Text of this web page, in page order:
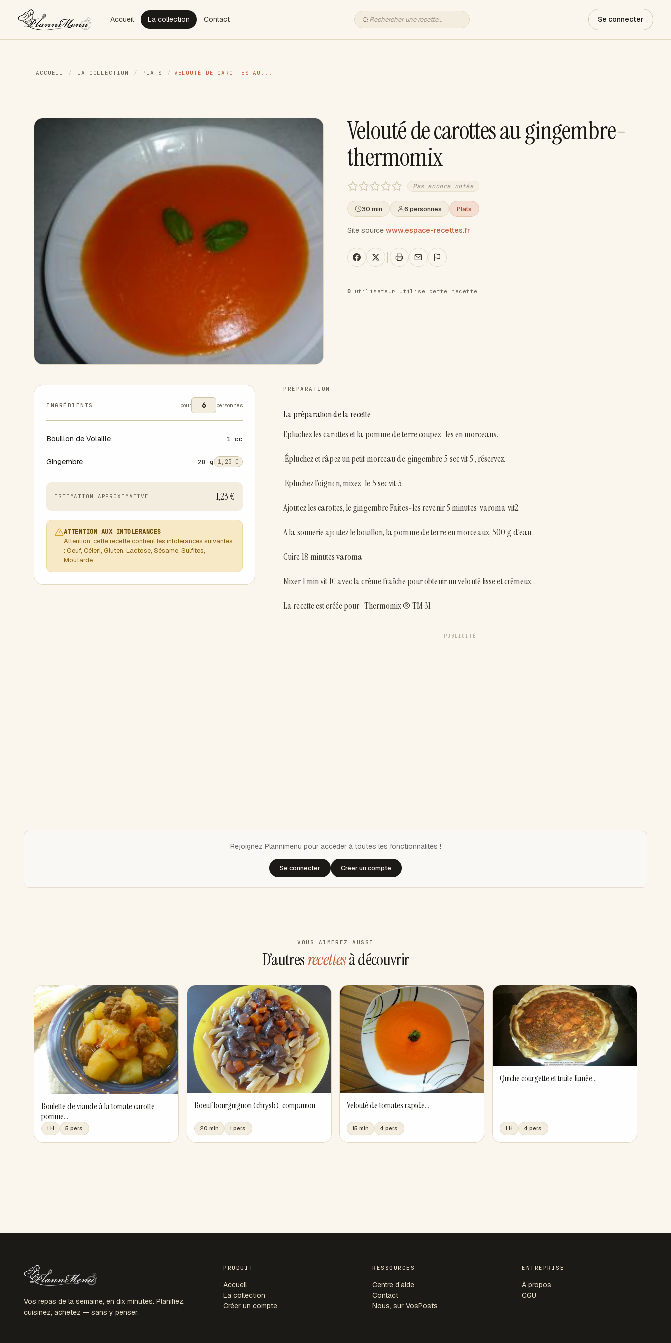
Accueil La collection Contact Se connecter
ACCUEIL / LA COLLECTION / PLATS / VELOUTÉ DE CAROTTES AU...
Velouté de carottes au gingembre-
thermomix
Pas encore notée
30 min 6 personnes Plats
Site source www.espace-recettes.fr
0 utilisateur utilise cette recette
INGRÉDIENTS pour personnes
Bouillon de Volaille 1 cc
Gingembre 20 g 1,23 €
ESTIMATION APPROXIMATIVE 1,23 €
ATTENTION AUX INTOLERANCES
Attention, cette recette contient les intolérances suivantes
: Oeuf, Céleri, Gluten, Lactose, Sésame, Sulfites,
Moutarde
PRÉPARATION
La préparation de la recette
Epluchez les carottes et la pomme de terre coupez-les en morceaux.
.Épluchez et râpez un petit morceau de gingembre 5 sec vit 5 , réservez.
Epluchez l’oignon, mixez-le 5 sec vit 5.
Ajoutez les carottes, le gingembre Faites-les revenir 5 minutes varoma vit2.
A la sonnerie ajoutez le bouillon, la pomme de terre en morceaux, 500 g d’eau .
Cuire 18 minutes varoma
Mixer 1 min vit 10 avec la crème fraîche pour obtenir un velouté lisse et crémeux. .
La recette est créée pour Thermomix ® TM 31
PUBLICITÉ
Rejoignez Plannimenu pour accéder à toutes les fonctionnalités !
Se connecter Créer un compte
VOUS AIMEREZ AUSSI
D’autresrecettesà découvrir
Boulette de viande à la tomate carotte
pomme...
1 H 5 pers.
Boeuf bourguignon (chrysb)-companion
20 min 1 pers.
Velouté de tomates rapide...
15 min 4 pers.
Quiche courgette et truite fumée...
1 H 4 pers.
Vos repas de la semaine, en dix minutes. Planifiez,
cuisinez, achetez — sans y penser.
PRODUIT
Accueil
La collection
Créer un compte
RESSOURCES
Centre d’aide
Contact
Nous, sur VosPosts
ENTREPRISE
À propos
CGU